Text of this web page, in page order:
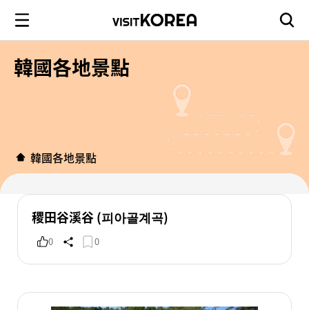
韓國各地景點
韓國各地景點
稷田谷溪谷 (피아골계곡)
0 0